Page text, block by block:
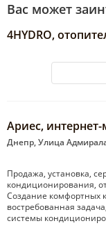
Вас может
4HYDRO,
Ариес,
Днепр, Улица
Продажа, установка,
кондиционирования,
Создание комфортных
востребованная
системы